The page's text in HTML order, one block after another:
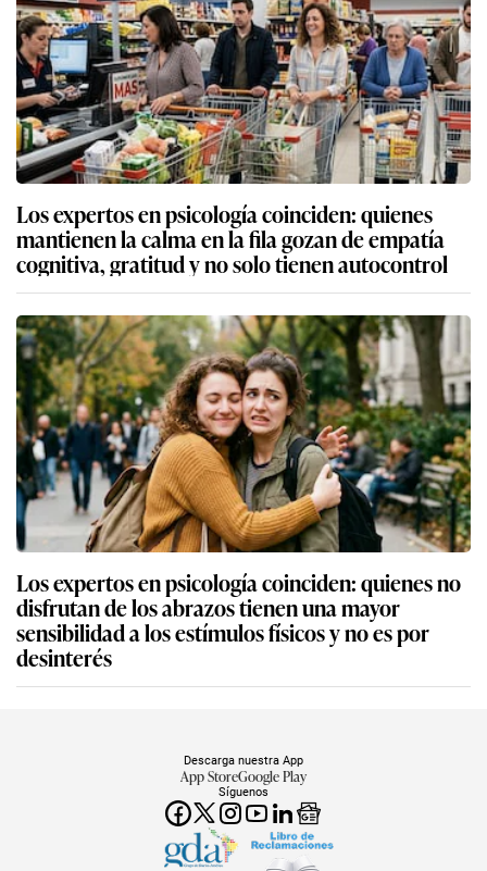
Los expertos en psicología coinciden: quienes
mantienen la calma en la fila gozan de empatía
cognitiva, gratitud y no solo tienen autocontrol
Los expertos en psicología coinciden: quienes no
disfrutan de los abrazos tienen una mayor
sensibilidad a los estímulos físicos y no es por
desinterés
Síguenos
Descarga nuestra App
App StoreGoogle Play